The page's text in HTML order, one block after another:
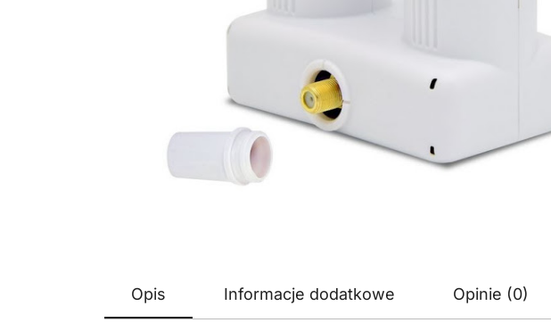
Opis Informacje dodatkowe Opinie (0)